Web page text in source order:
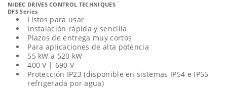
NIDEC DRIVES CONTROL TECHNIQUES
DFS Series
Listos para usar
Instalación rápida y sencilla
Plazos de entrega muy cortos
Para aplicaciones de alta potencia
55 kW a 520 kW
400 V | 690 V
Protección IP23 (disponible en sistemas IP54 e IP55
refrigerada por agua)